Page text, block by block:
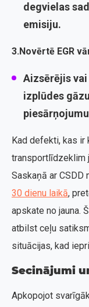
degvielas
emisiju.
3.Novērtē EGR
Aizsērējis
izplūdes
Kad defekti, kas ir
transportlīdzeklim
Saskaņā ar CSDD
30 dienu laikā,
apskate no jauna.
atbilst ceļu
situācijas, kad
Secinājumi
Apkopojot